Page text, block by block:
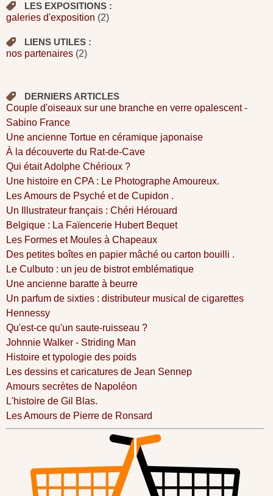
LES EXPOSITIONS :
galeries d'exposition (2)
LIENS UTILES :
nos partenaires (2)
DERNIERS ARTICLES
Couple d'oiseaux sur une branche en verre opalescent -
Sabino France
Une ancienne Tortue en céramique japonaise
À la découverte du Rat-de-Cave
Qui était Adolphe Chérioux ?
Une histoire en CPA : Le Photographe Amoureux.
Les Amours de Psyché et de Cupidon .
Un Illustrateur français : Chéri Hérouard
Belgique : La Faïencerie Hubert Bequet
Les Formes et Moules à Chapeaux
Des petites boîtes en papier mâché ou carton bouilli .
Le Culbuto : un jeu de bistrot emblématique
Une ancienne baratte à beurre
Un parfum de sixties : distributeur musical de cigarettes
Hennessy
Qu'est-ce qu'un saute-ruisseau ?
Johnnie Walker - Striding Man
Histoire et typologie des poids
Les dessins et caricatures de Jean Sennep
Amours secrètes de Napoléon
L'histoire de Gil Blas.
Les Amours de Pierre de Ronsard